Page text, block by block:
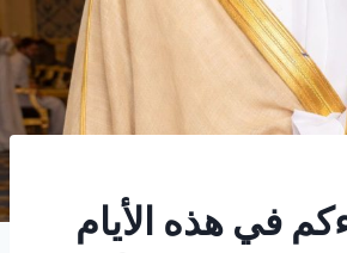
في هذه الأيام